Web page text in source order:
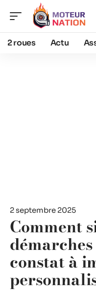
2 roues Actu
2 septembre 2025
Comment
constat à